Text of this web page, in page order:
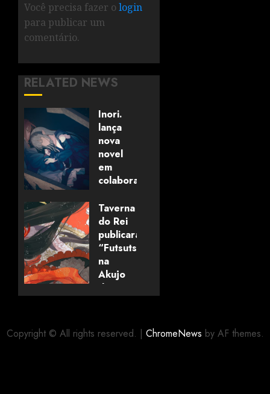
Você precisa fazer o login
para publicar um
comentário.
RELATED NEWS
Inori.
lança
nova
novel
em
colaboração
editora
alemã
06/08/2026
0
Taverna
do Rei
publicará
“Futsutsuka
na
Akujo
dewa
(mangá)
Copyright © All rights reserved. | ChromeNews by AF themes.